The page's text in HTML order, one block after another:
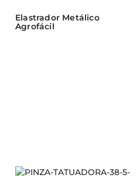
Elastrador Metálico
Agrofácil